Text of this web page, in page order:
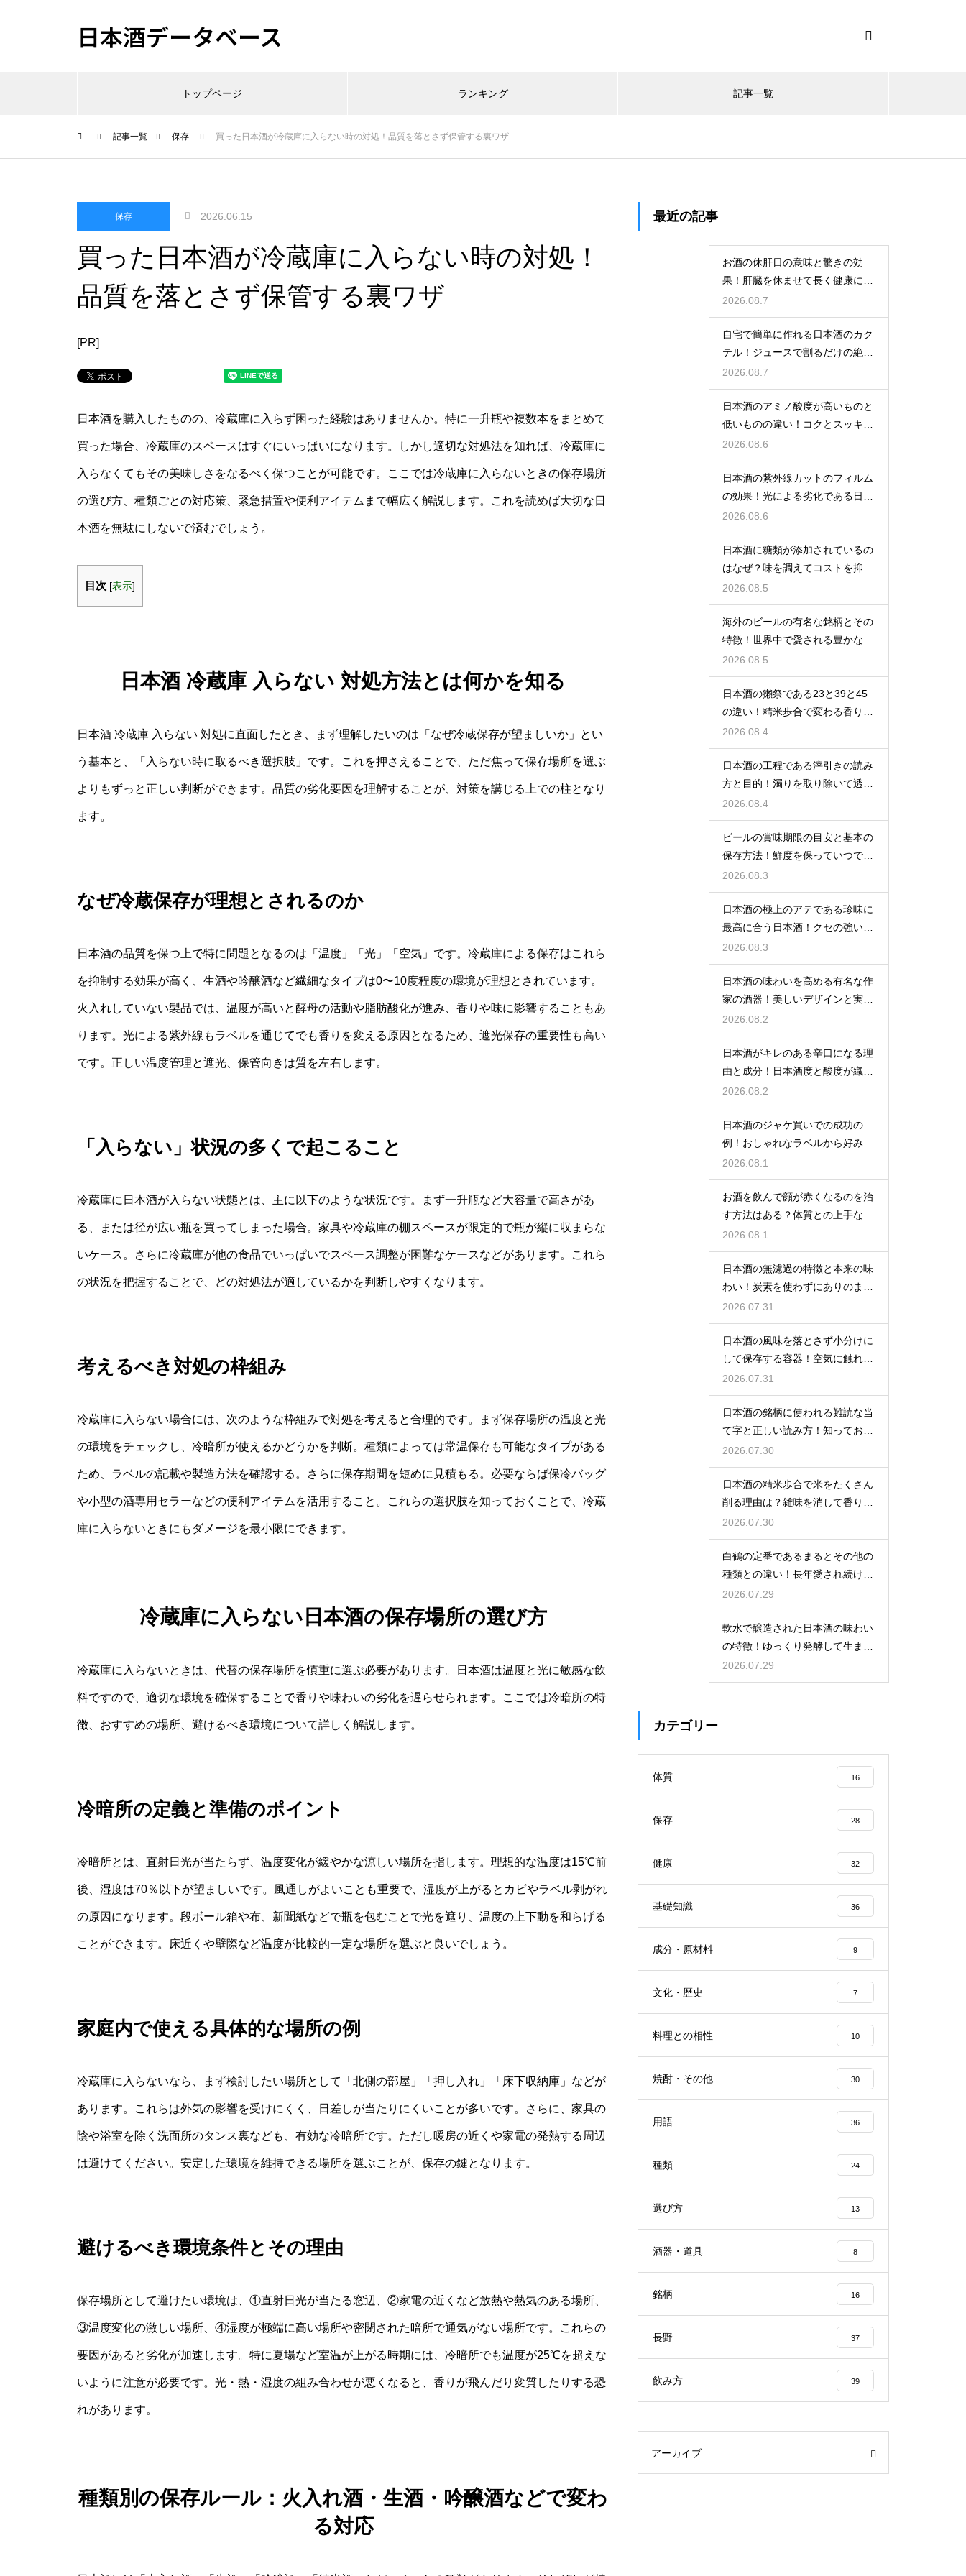
日本酒データベース
トップページ ランキング 記事一覧
記事一覧 保存 買った日本酒が冷蔵庫に入らない時の対処！品質を落とさず保管する裏ワザ
保存 2026.06.15
買った日本酒が冷蔵庫に入らない時の対処！
品質を落とさず保管する裏ワザ
[PR]
日本酒を購入したものの、冷蔵庫に入らず困った経験はありませんか。特に一升瓶や複数本をまとめて
買った場合、冷蔵庫のスペースはすぐにいっぱいになります。しかし適切な対処法を知れば、冷蔵庫に
入らなくてもその美味しさをなるべく保つことが可能です。ここでは冷蔵庫に入らないときの保存場所
の選び方、種類ごとの対応策、緊急措置や便利アイテムまで幅広く解説します。これを読めば大切な日
本酒を無駄にしないで済むでしょう。
目次 [表示]
日本酒 冷蔵庫 入らない 対処方法とは何かを知る
日本酒 冷蔵庫 入らない 対処に直面したとき、まず理解したいのは「なぜ冷蔵保存が望ましいか」とい
う基本と、「入らない時に取るべき選択肢」です。これを押さえることで、ただ焦って保存場所を選ぶ
よりもずっと正しい判断ができます。品質の劣化要因を理解することが、対策を講じる上での柱となり
ます。
なぜ冷蔵保存が理想とされるのか
日本酒の品質を保つ上で特に問題となるのは「温度」「光」「空気」です。冷蔵庫による保存はこれら
を抑制する効果が高く、生酒や吟醸酒など繊細なタイプは0〜10度程度の環境が理想とされています。
火入れしていない製品では、温度が高いと酵母の活動や脂肪酸化が進み、香りや味に影響することもあ
ります。光による紫外線もラベルを通じてでも香りを変える原因となるため、遮光保存の重要性も高い
です。正しい温度管理と遮光、保管向きは質を左右します。
「入らない」状況の多くで起こること
冷蔵庫に日本酒が入らない状態とは、主に以下のような状況です。まず一升瓶など大容量で高さがあ
る、または径が広い瓶を買ってしまった場合。家具や冷蔵庫の棚スペースが限定的で瓶が縦に収まらな
いケース。さらに冷蔵庫が他の食品でいっぱいでスペース調整が困難なケースなどがあります。これら
の状況を把握することで、どの対処法が適しているかを判断しやすくなります。
考えるべき対処の枠組み
冷蔵庫に入らない場合には、次のような枠組みで対処を考えると合理的です。まず保存場所の温度と光
の環境をチェックし、冷暗所が使えるかどうかを判断。種類によっては常温保存も可能なタイプがある
ため、ラベルの記載や製造方法を確認する。さらに保存期間を短めに見積もる。必要ならば保冷バッグ
や小型の酒専用セラーなどの便利アイテムを活用すること。これらの選択肢を知っておくことで、冷蔵
庫に入らないときにもダメージを最小限にできます。
冷蔵庫に入らない日本酒の保存場所の選び方
冷蔵庫に入らないときは、代替の保存場所を慎重に選ぶ必要があります。日本酒は温度と光に敏感な飲
料ですので、適切な環境を確保することで香りや味わいの劣化を遅らせられます。ここでは冷暗所の特
徴、おすすめの場所、避けるべき環境について詳しく解説します。
冷暗所の定義と準備のポイント
冷暗所とは、直射日光が当たらず、温度変化が緩やかな涼しい場所を指します。理想的な温度は15℃前
後、湿度は70％以下が望ましいです。風通しがよいことも重要で、湿度が上がるとカビやラベル剥がれ
の原因になります。段ボール箱や布、新聞紙などで瓶を包むことで光を遮り、温度の上下動を和らげる
ことができます。床近くや壁際など温度が比較的一定な場所を選ぶと良いでしょう。
家庭内で使える具体的な場所の例
冷蔵庫に入らないなら、まず検討したい場所として「北側の部屋」「押し入れ」「床下収納庫」などが
あります。これらは外気の影響を受けにくく、日差しが当たりにくいことが多いです。さらに、家具の
陰や浴室を除く洗面所のタンス裏なども、有効な冷暗所です。ただし暖房の近くや家電の発熱する周辺
は避けてください。安定した環境を維持できる場所を選ぶことが、保存の鍵となります。
避けるべき環境条件とその理由
保存場所として避けたい環境は、①直射日光が当たる窓辺、②家電の近くなど放熱や熱気のある場所、
③温度変化の激しい場所、④湿度が極端に高い場所や密閉された暗所で通気がない場所です。これらの
要因があると劣化が加速します。特に夏場など室温が上がる時期には、冷暗所でも温度が25℃を超えな
いように注意が必要です。光・熱・湿度の組み合わせが悪くなると、香りが飛んだり変質したりする恐
れがあります。
種類別の保存ルール：火入れ酒・生酒・吟醸酒などで変わ
る対応
最近の記事
お酒の休肝日の意味と驚きの効
果！肝臓を休ませて長く健康に楽
しむ
2026.08.7
自宅で簡単に作れる日本酒のカク
テル！ジュースで割るだけの絶品
アレンジ
2026.08.7
日本酒のアミノ酸度が高いものと
低いものの違い！コクとスッキリ
感を左右
2026.08.6
日本酒の紫外線カットのフィルム
の効果！光による劣化である日光
臭を防ぐ
2026.08.6
日本酒に糖類が添加されているの
はなぜ？味を調えてコストを抑え
る手法
2026.08.5
海外のビールの有名な銘柄とその
特徴！世界中で愛される豊かな味
わい
2026.08.5
日本酒の獺祭である23と39と45
の違い！精米歩合で変わる香りと
価格
2026.08.4
日本酒の工程である滓引きの読み
方と目的！濁りを取り除いて透明
な清酒に
2026.08.4
ビールの賞味期限の目安と基本の
保存方法！鮮度を保っていつでも
美味しく
2026.08.3
日本酒の極上のアテである珍味に
最高に合う日本酒！クセの強い旨
味を堪能
2026.08.3
日本酒の味わいを高める有名な作
家の酒器！美しいデザインと実用
性を堪能
2026.08.2
日本酒がキレのある辛口になる理
由と成分！日本酒度と酸度が織り
なす味
2026.08.2
日本酒のジャケ買いでの成功の
例！おしゃれなラベルから好みの
味を探す
2026.08.1
お酒を飲んで顔が赤くなるのを治
す方法はある？体質との上手な付
き合い方
2026.08.1
日本酒の無濾過の特徴と本来の味
わい！炭素を使わずにありのまま
を楽しむ
2026.07.31
日本酒の風味を落とさず小分けに
して保存する容器！空気に触れさ
せない
2026.07.31
日本酒の銘柄に使われる難読な当
て字と正しい読み方！知っておき
たい銘酒
2026.07.30
日本酒の精米歩合で米をたくさん
削る理由は？雑味を消して香りを
引き出す
2026.07.30
白鶴の定番であるまるとその他の
種類との違い！長年愛され続ける
秘密
2026.07.29
軟水で醸造された日本酒の味わい
の特徴！ゆっくり発酵して生まれ
る甘口
2026.07.29
カテゴリー
体質 16
保存 28
健康 32
基礎知識 36
成分・原材料 9
文化・歴史 7
料理との相性 10
焼酎・その他 30
用語 36
種類 24
選び方 13
酒器・道具 8
銘柄 16
長野 37
飲み方 39
アーカイブ